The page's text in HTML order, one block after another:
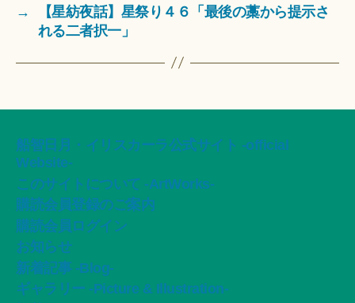
→
【星紡夜話】星祭り４６「最後の藁から提示さ
れる二者択一」
船智日月・イリスカーラ公式サイト -official
Website-
このサイトについて -ArtWorks-
購読会員登録のご案内
購読会員ログイン
お知らせ
新着記事 -Blog-
ギャラリー -Picture & Illustration-